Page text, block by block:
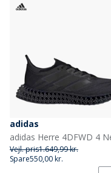
adidas
Vejl. pris1.649,99 kr.
Spare550,00 kr.